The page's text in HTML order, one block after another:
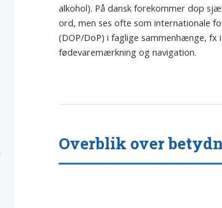
alkohol). På dansk forekommer dop
ord, men ses ofte som internationale
(DOP/DoP) i faglige sammenhænge, fx
fødevaremærkning og navigation.
Overblik over